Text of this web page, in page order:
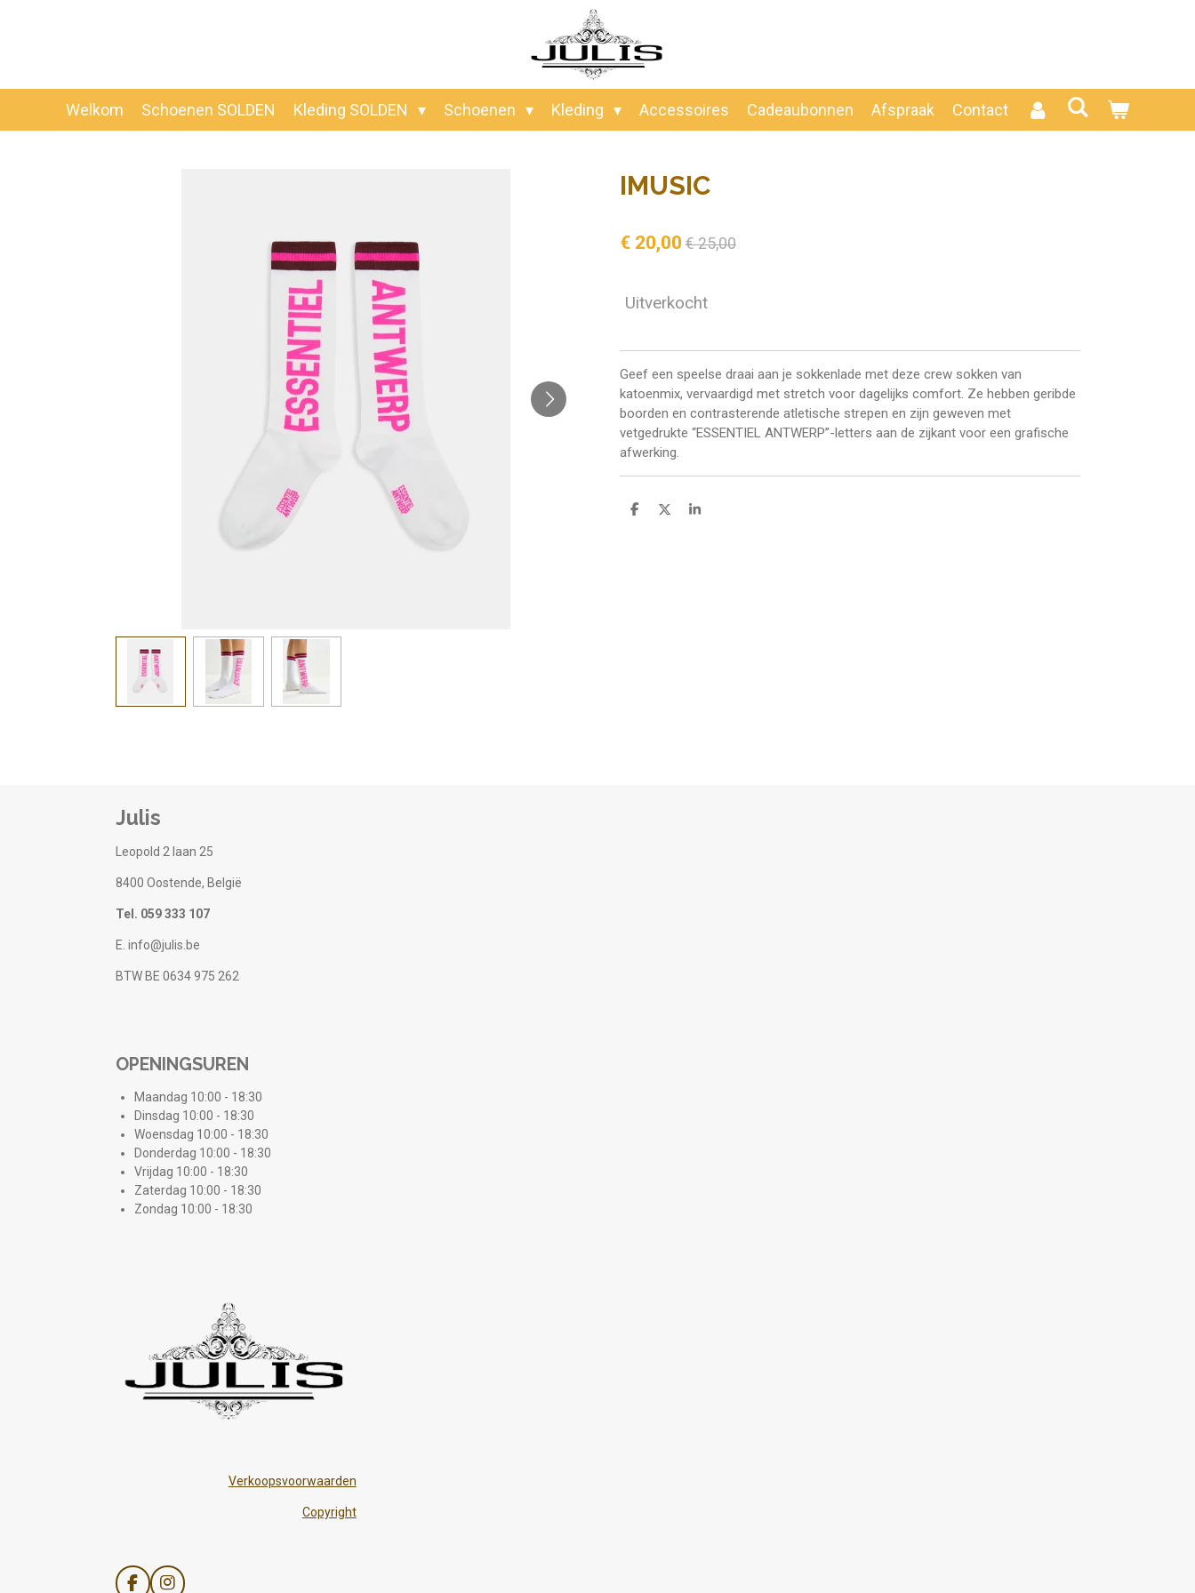
Welkom Schoenen SOLDEN Kleding SOLDEN Schoenen Kleding Accessoires Cadeaubonnen Afspraak Contact
IMUSIC
€ 20,00 € 25,00
Uitverkocht
Geef een speelse draai aan je sokkenlade met deze crew sokken van
katoenmix, vervaardigd met stretch voor dagelijks comfort. Ze hebben geribde
boorden en contrasterende atletische strepen en zijn geweven met
vetgedrukte “ESSENTIEL ANTWERP”-letters aan de zijkant voor een grafische
afwerking.
D
D
S
Julis
Leopold 2 laan 25
8400 Oostende, België
Tel. 059 333 107
E. info@julis.be
BTW BE 0634 975 262
OPENINGSUREN
Maandag 10:00 - 18:30
Dinsdag 10:00 - 18:30
Woensdag 10:00 - 18:30
Donderdag 10:00 - 18:30
Vrijdag 10:00 - 18:30
Zaterdag 10:00 - 18:30
Zondag 10:00 - 18:30
Verkoopsvoorwaarden
Copyright